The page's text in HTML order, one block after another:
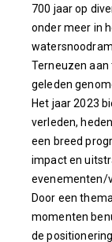
700 jaar op
onder meer in
Terneuzen aan
geleden
Het jaar 2023
verleden,
een breed
impact en
evenementen/
Door een
momenten
de